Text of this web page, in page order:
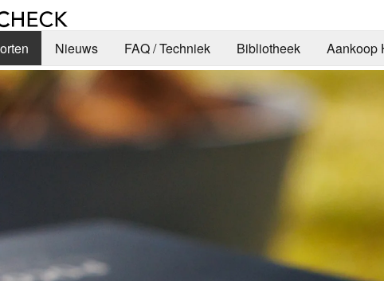
Nieuws FAQ / Techniek Bibliotheek Aankoop